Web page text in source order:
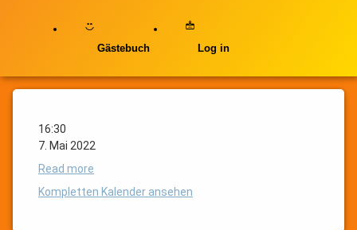
Gästebuch Log in
Beisammensein
Posted on7. Mai 2022
Gemütliches
Beisammensein
16:30
7. Mai 2022
Read more
Kompletten Kalender ansehen